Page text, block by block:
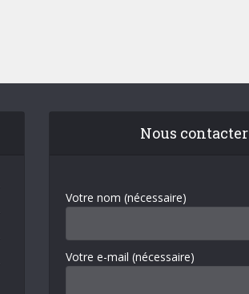
Nous contacter
Votre nom (nécessaire)
Votre e-mail (nécessaire)